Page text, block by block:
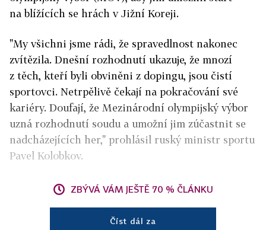
na blížících se hrách v Jižní Koreji.
"My všichni jsme rádi, že spravedlnost nakonec
zvítězila. Dnešní rozhodnutí ukazuje, že mnozí
z těch, kteří byli obviněni z dopingu, jsou čistí
sportovci. Netrpělivě čekají na pokračování své
kariéry. Doufají, že Mezinárodní olympijský výbor
uzná rozhodnutí soudu a umožní jim zúčastnit se
nadcházejících her," prohlásil ruský ministr sportu
Pavel Kolobkov.
ZBÝVÁ VÁM JEŠTĚ 70 % ČLÁNKU
Číst dál za